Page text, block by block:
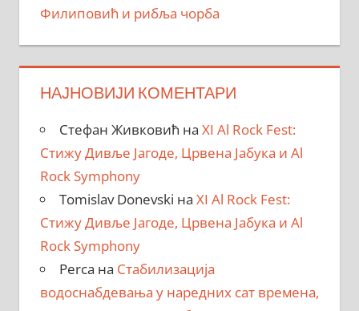
Филиповић и рибља чорба
НАЈНОВИЈИ КОМЕНТАРИ
Стефан Живковић на XI Al Rock Fest:
Стижу Дивље Јагоде, Црвена Јабука и Al
Rock Symphony
Tomislav Donevski на XI Al Rock Fest:
Стижу Дивље Јагоде, Црвена Јабука и Al
Rock Symphony
Perca на Стабилизација
водоснабдевања у наредних сат времена,